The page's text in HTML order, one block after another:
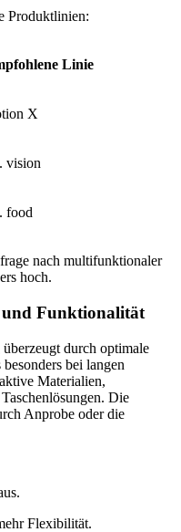
Produktlinien:
Linie
X
vision
food
nach multifunktionaler
hoch.
Funktionalität
durch optimale
bei langen
Materialien,
Die
Anprobe oder die
Flexibilität.